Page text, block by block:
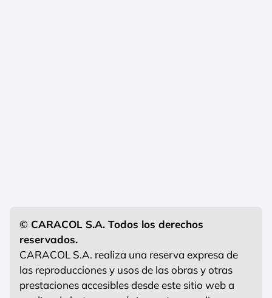
© CARACOL S.A. Todos los derechos
reservados.
CARACOL S.A. realiza una reserva expresa de
las reproducciones y usos de las obras y otras
prestaciones accesibles desde este sitio web a